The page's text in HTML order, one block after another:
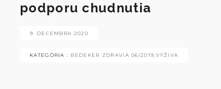
podporu chudnutia
9. DECEMBRA 2020
KATEGÓRIA : BEDEKER ZDRAVIA 06/2019,VÝŽIVA